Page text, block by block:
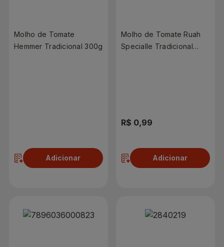
Molho de Tomate
Hemmer Tradicional 300g
Adicionar
Molho de Tomate Ruah
Specialle Tradicional
R$ 0,99
Adicionar